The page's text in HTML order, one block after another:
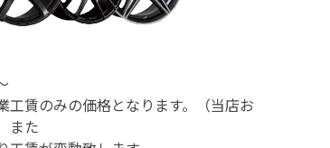
工賃のみの価格となります。（当店お
また